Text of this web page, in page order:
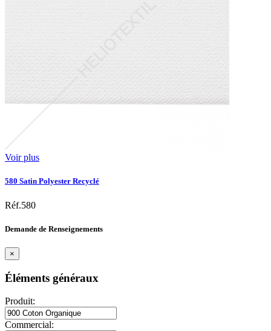
Voir plus
580 Satin Polyester Recyclé
Réf.580
Demande de Renseignements
×
Éléments généraux
Produit:
Commercial: